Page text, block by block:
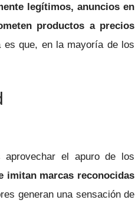
legítimos, anuncios en
productos a precios
es que, en la mayoría de los
aprovechar el apuro de los
imitan marcas reconocidas
generan una sensación de